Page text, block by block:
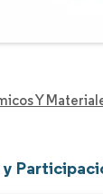
Y
y